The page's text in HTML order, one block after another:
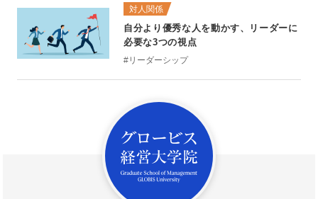
対人関係
自分より優秀な人を動かす、リーダーに
必要な3つの視点
#リーダーシップ